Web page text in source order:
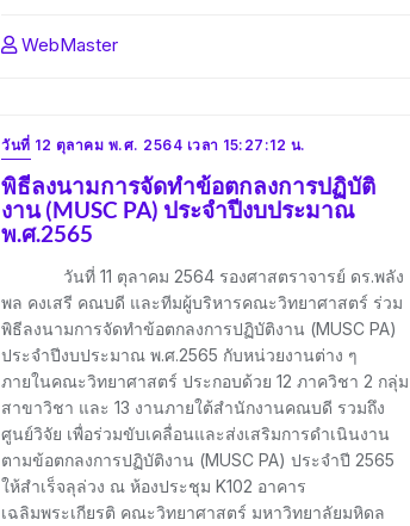
WebMaster
วันที่ 12 ตุลาคม พ.ศ. 2564 เวลา 15:27:12 น.
พิธีลงนามการจัดทำข้อตกลงการปฏิบัติ
งาน (MUSC PA) ประจำปีงบประมาณ
พ.ศ.2565
วันที่ 11 ตุลาคม 2564 รองศาสตราจารย์ ดร.พลัง
พล คงเสรี คณบดี และทีมผู้บริหารคณะวิทยาศาสตร์ ร่วม
พิธีลงนามการจัดทำข้อตกลงการปฏิบัติงาน (MUSC PA)
ประจำปีงบประมาณ พ.ศ.2565 กับหน่วยงานต่าง ๆ
ภายในคณะวิทยาศาสตร์ ประกอบด้วย 12 ภาควิชา 2 กลุ่ม
สาขาวิชา และ 13 งานภายใต้สำนักงานคณบดี รวมถึง
ศูนย์วิจัย เพื่อร่วมขับเคลื่อนและส่งเสริมการดำเนินงาน
ตามข้อตกลงการปฏิบัติงาน (MUSC PA) ประจำปี 2565
ให้สำเร็จลุล่วง ณ ห้องประชุม K102 อาคาร
เฉลิมพระเกียรติ คณะวิทยาศาสตร์ มหาวิทยาลัยมหิดล